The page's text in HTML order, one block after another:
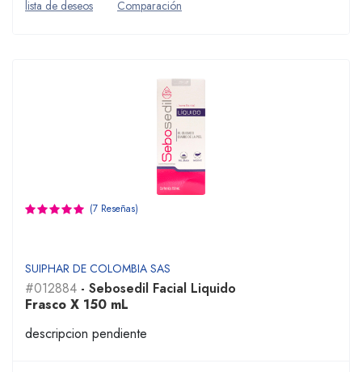
lista de deseos Comparación
(7 Reseñas)
SUIPHAR DE COLOMBIA SAS
#012884 - Sebosedil Facial Liquido
Frasco X 150 mL
descripcion pendiente